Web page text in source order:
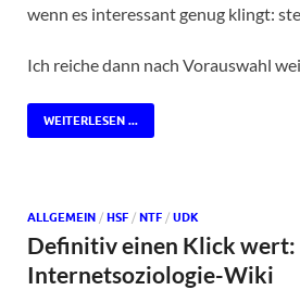
wenn es interessant genug klingt:
Ich reiche dann nach Vorauswahl
WEITERLESEN ...
ALLGEMEIN / HSF / NTF / UDK
Definitiv einen Klick wert:
Internetsoziologie-Wiki